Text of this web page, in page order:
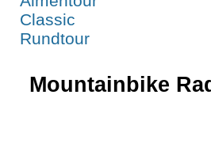
Mountainbike